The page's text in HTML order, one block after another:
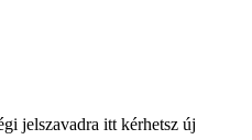
jelszavadra itt kérhetsz új